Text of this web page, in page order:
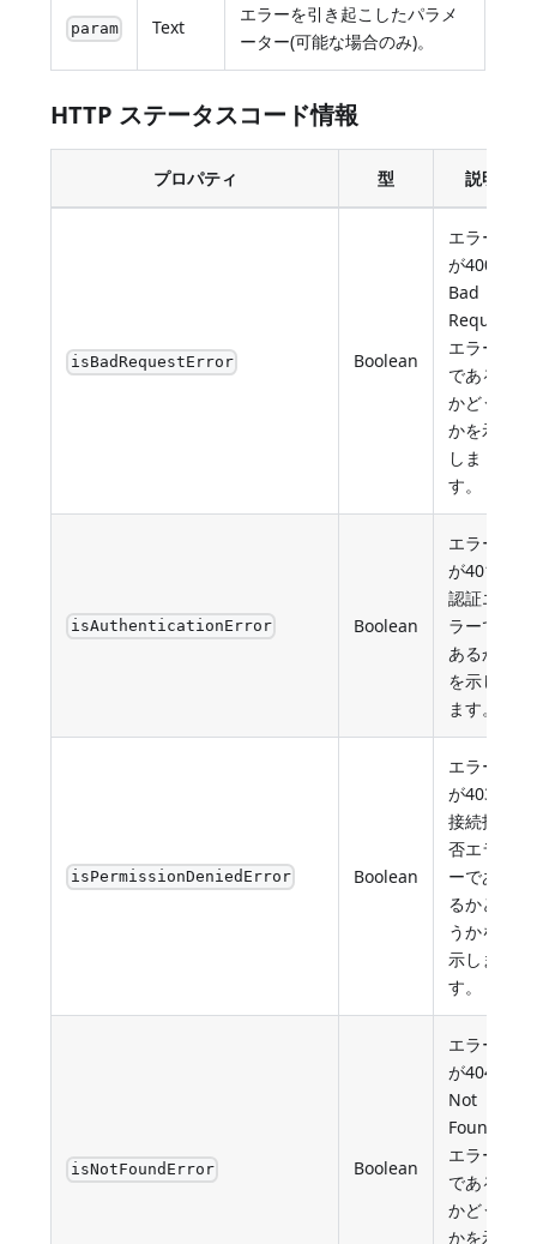
param Text
エラーを引き起こしたパラメ
ーター(可能な場合のみ)。
HTTP ステータスコード情報
プロパティ 型 説明
isBadRequestError Boolean
エラー
が400
Bad
Request
エラー
である
かどう
かを示
しま
す。
isAuthenticationError Boolean
エラー
が401
認証エ
ラーで
あるか
を示し
ます。
isPermissionDeniedError Boolean
エラー
が403
接続拒
否エラ
ーであ
るかど
うかを
示しま
す。
isNotFoundError Boolean
エラー
が404
Not
Found
エラー
である
かどう
かを示